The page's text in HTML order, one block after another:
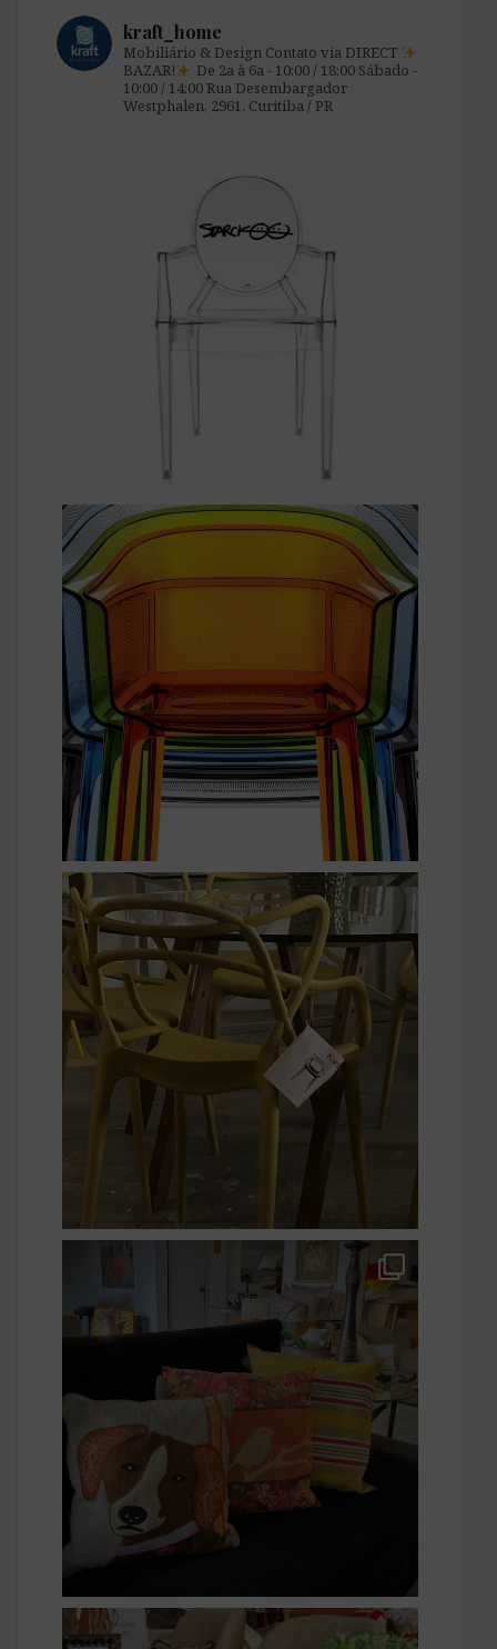
kraft_home
Mobiliário & Design Contato via DIRECT
BAZAR!
De 2a à 6a - 10:00 / 18:00 Sábado -
10:00 / 14:00 Rua Desembargador
Westphalen, 2961. Curitiba / PR